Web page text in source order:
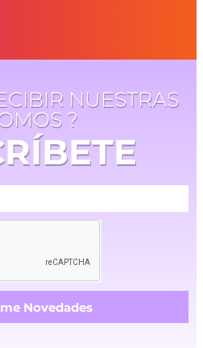
NUESTRAS
?
Novedades